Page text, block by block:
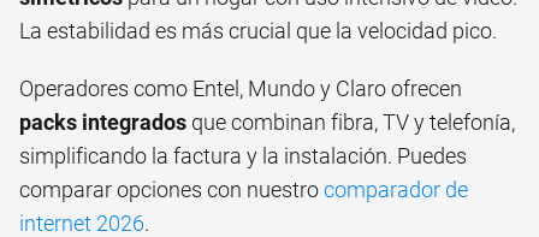
La estabilidad es más crucial que la velocidad pico.
Operadores como Entel, Mundo y Claro ofrecen
packs integrados que combinan fibra, TV y telefonía,
simplificando la factura y la instalación. Puedes
comparar opciones con nuestrocomparador de
internet 2026.